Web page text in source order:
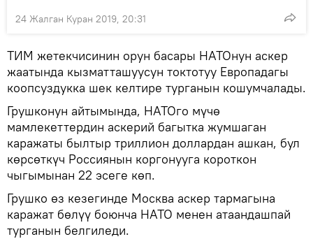
24 Жалган Куран 2019, 20:31
ТИМ жетекчисинин орун басары НАТОнун аскер
жаатында кызматташуусун токтотуу Европадагы
коопсуздукка шек келтире турганын кошумчалады.
Грушконун айтымында, НАТОго мүчө
мамлекеттердин аскерий багытка жумшаган
каражаты былтыр триллион доллардан ашкан, бул
көрсөткүч Россиянын коргонууга короткон
чыгымынан 22 эсеге көп.
Грушко өз кезегинде Москва аскер тармагына
каражат бөлүү боюнча НАТО менен атаандашпай
турганын белгиледи.